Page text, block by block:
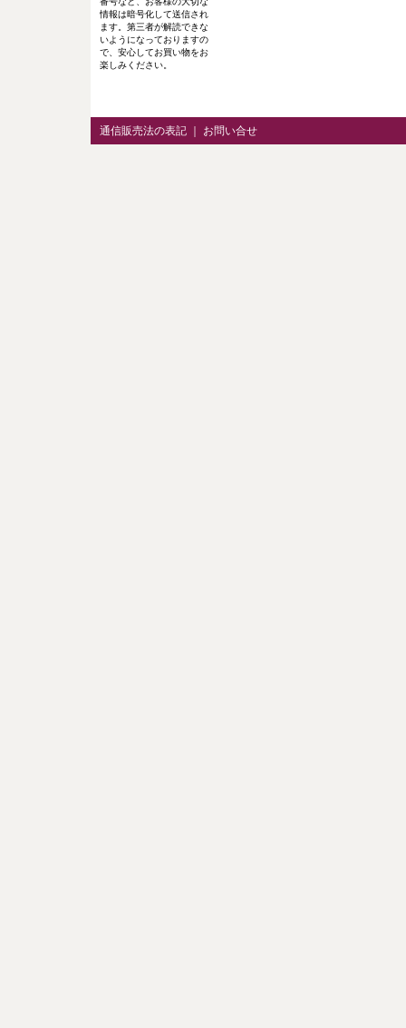
情報は暗号化して送信され
ます。第三者が解読できな
いようになっておりますの
で、安心してお買い物をお
楽しみください。
通信販売法の表記 お問い合せ